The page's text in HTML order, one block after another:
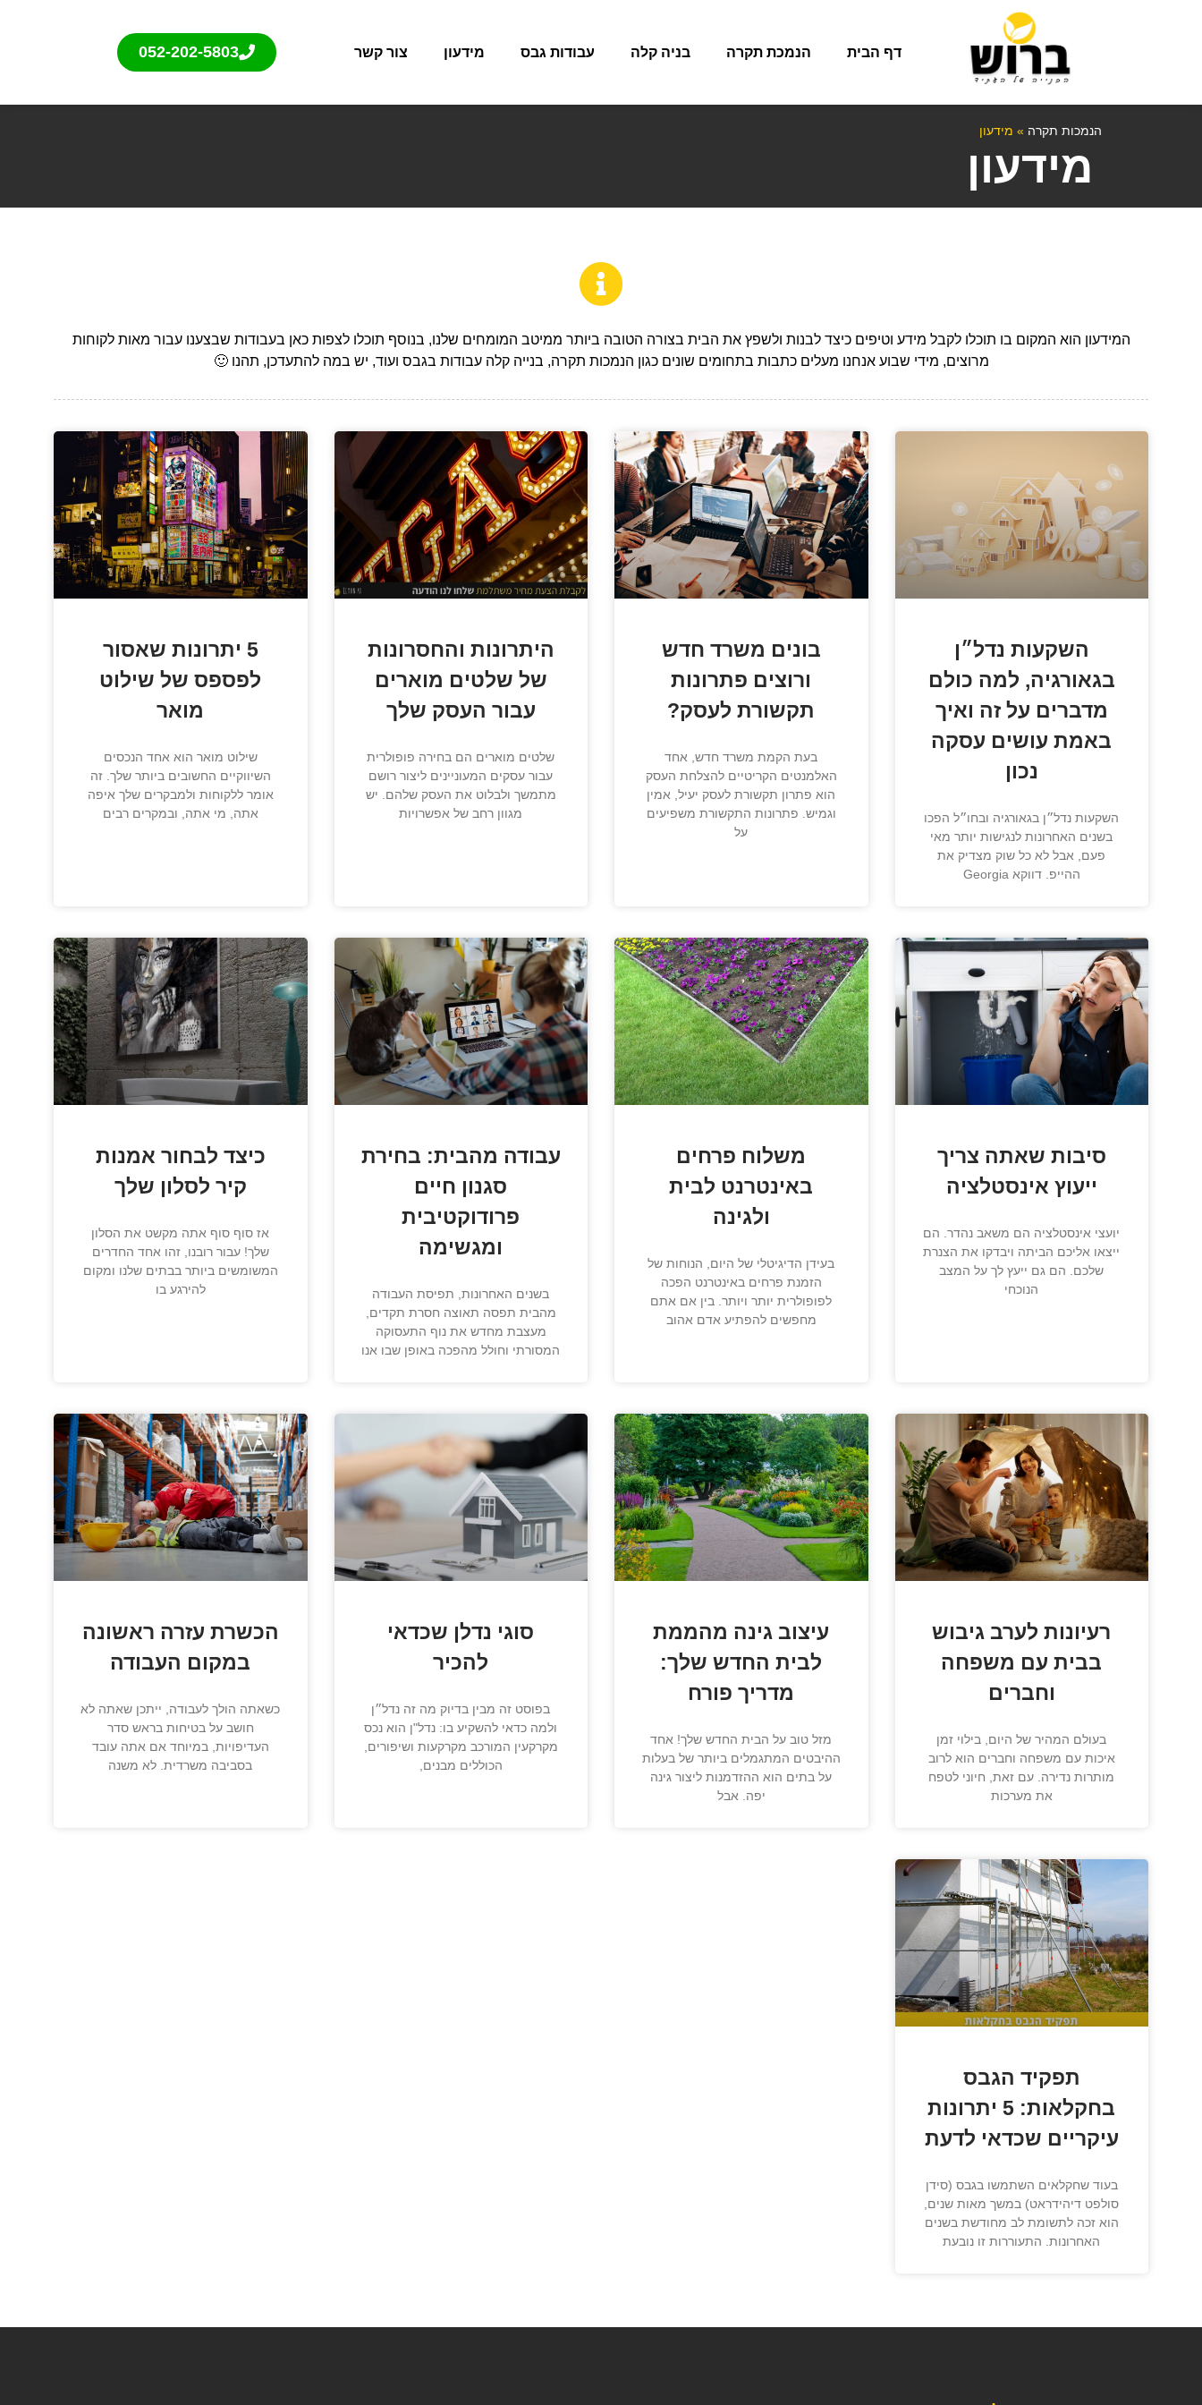
דף הבית הנמכת תקרה בניה קלה עבודות גבס מידעון צור קשר 052-202-5803
הנמכות תקרה » מידעון
מידעון
המידעון הוא המקום בו תוכלו לקבל מידע וטיפים כיצד לבנות ולשפץ את הבית בצורה הטובה ביותר ממיטב המומחים שלנו, בנוסף תוכלו לצפות כאן בעבודות שבצענו עבור מאות לקוחות
מרוצים, מידי שבוע אנחנו מעלים כתבות בתחומים שונים כגון הנמכות תקרה, בנייה קלה עבודות בגבס ועוד, יש במה להתעדכן, תהנו 🙂
השקעות נדל״ן
בגאורגיה, למה כולם
מדברים על זה ואיך
באמת עושים עסקה
נכון
השקעות נדל״ן בגאורגיה ובחו״ל הפכו
בשנים האחרונות לנגישות יותר מאי
פעם, אבל לא כל שוק מצדיק את
ההייפ. דווקא Georgia
בונים משרד חדש
ורוצים פתרונות
תקשורת לעסק?
בעת הקמת משרד חדש, אחד
האלמנטים הקריטיים להצלחת העסק
הוא פתרון תקשורת לעסק יעיל, אמין
וגמיש. פתרונות התקשורת משפיעים
על
היתרונות והחסרונות
של שלטים מוארים
עבור העסק שלך
שלטים מוארים הם בחירה פופולרית
עבור עסקים המעוניינים ליצור רושם
מתמשך ולבלוט את העסק שלהם. יש
מגוון רחב של אפשרויות
5 יתרונות שאסור
לפספס של שילוט
מואר
שילוט מואר הוא אחד הנכסים
השיווקיים החשובים ביותר שלך. זה
אומר ללקוחות ולמבקרים שלך איפה
אתה, מי אתה, ובמקרים רבים
סיבות שאתה צריך
ייעוץ אינסטלציה
יועצי אינסטלציה הם משאב נהדר. הם
ייצאו אליכם הביתה ויבדקו את הצנרת
שלכם. הם גם ייעץ לך על המצב
הנוכחי
משלוח פרחים
באינטרנט לבית
ולגינה
בעידן הדיגיטלי של היום, הנוחות של
הזמנת פרחים באינטרנט הפכה
לפופולרית יותר ויותר. בין אם אתם
מחפשים להפתיע אדם אהוב
עבודה מהבית: בחירת
סגנון חיים
פרודוקטיבית
ומגשימה
בשנים האחרונות, תפיסת העבודה
מהבית תפסה תאוצה חסרת תקדים,
מעצבת מחדש את נוף התעסוקה
המסורתי וחולל מהפכה באופן שבו אנו
כיצד לבחור אמנות
קיר לסלון שלך
אז סוף סוף אתה מקשט את הסלון
שלך! עבור רובנו, זהו אחד החדרים
המשומשים ביותר בבתים שלנו ומקום
להירגע בו
רעיונות לערב גיבוש
בבית עם משפחה
וחברים
בעולם המהיר של היום, בילוי זמן
איכות עם משפחה וחברים הוא לרוב
מותרות נדירה. עם זאת, חיוני לטפח
את מערכות
עיצוב גינה מהממת
לבית החדש שלך:
מדריך פורח
מזל טוב על הבית החדש שלך! אחד
ההיבטים המתגמלים ביותר של בעלות
על בתים הוא ההזדמנות ליצור גינה
יפה. אבל
סוגי נדלן שכדאי
להכיר
בפוסט זה מבין בדיוק מה זה נדל״ן
ולמה כדאי להשקיע בו: נדל"ן הוא נכס
מקרקעין המורכב מקרקעות ושיפורים,
הכוללים מבנים,
הכשרת עזרה ראשונה
במקום העבודה
כשאתה הולך לעבודה, ייתכן שאתה לא
חושב על בטיחות בראש סדר
העדיפויות, במיוחד אם אתה עובד
בסביבה משרדית. לא משנה
תפקיד הגבס
בחקלאות: 5 יתרונות
עיקריים שכדאי לדעת
בעוד שחקלאים השתמשו בגבס (סידן
סולפט דיהידראט) במשך מאות שנים,
הוא זכה לתשומת לב מחודשת בשנים
האחרונות. התעוררות זו נובעת